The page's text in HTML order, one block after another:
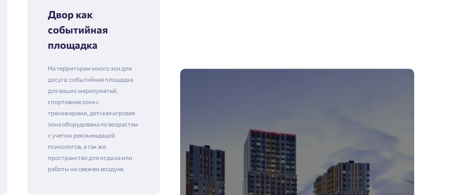
Двор как
событийная
площадка
На территории много зон для
досуга: событийная площадка
для ваших мероприятий,
спортивная зона с
тренажерами, детская игровая
зона оборудована по возрастам
с учетом рекомендаций
психологов, а так же
пространство для отдыха или
работы на свежем воздухе.